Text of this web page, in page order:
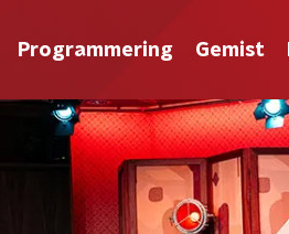
Programmering Gemist